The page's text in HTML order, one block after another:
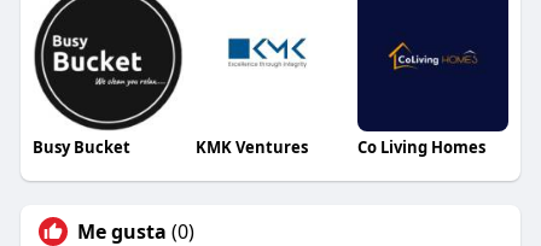
Busy Bucket KMK Ventures Co Living Homes
Me gusta (0)